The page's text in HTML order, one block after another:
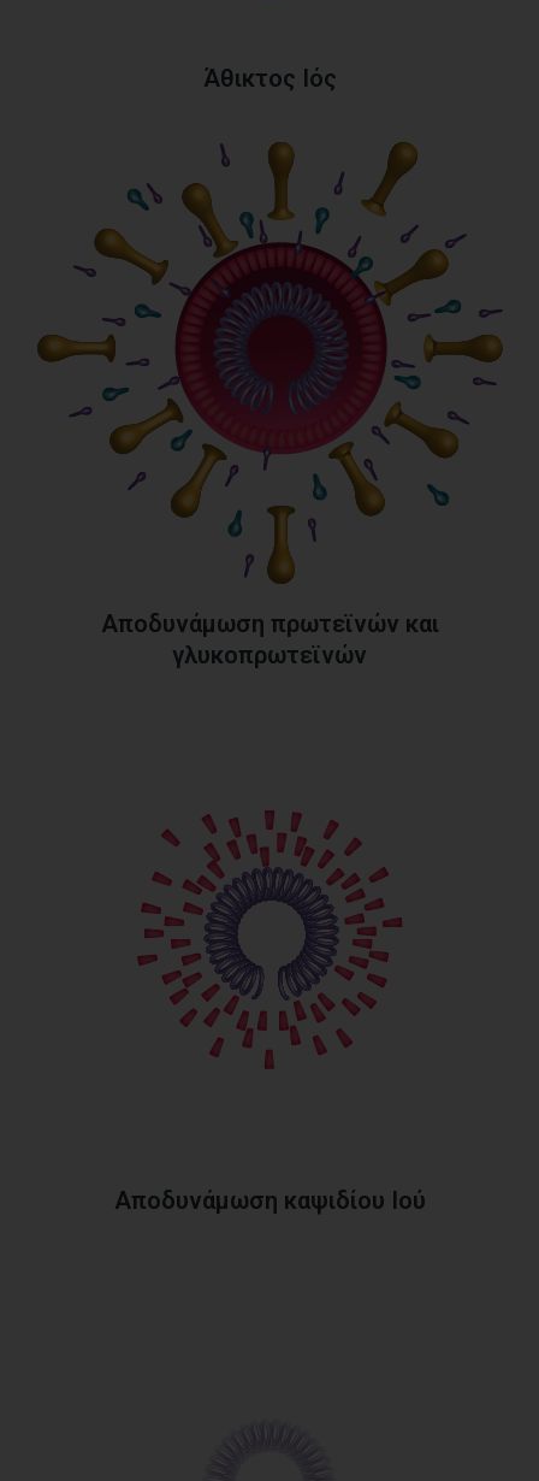
Άθικτος Ιός
Αποδυνάμωση πρωτεϊνών και
γλυκοπρωτεϊνών
Αποδυνάμωση καψιδίου Ιού